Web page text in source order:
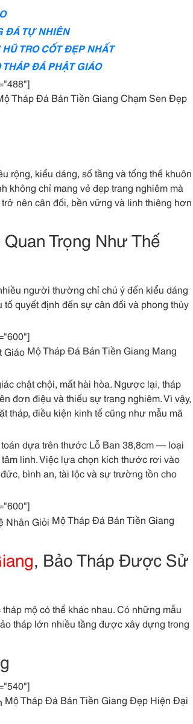
ĐÁ TỰ NHIÊN
TRO CỐT ĐẸP NHẤT
ĐÁ PHẬT GIÁO
Tháp Đá Bán Tiền Giang Chạm Sen Đẹp
rộng, kiểu dáng, số tầng và tổng thể khuôn
không chỉ mang vẻ đẹp trang nghiêm mà
nên cân đối, bền vững và linh thiêng hơn
Trọng Như Thế
người thường chỉ chú ý đến kiểu dáng
quyết định đến sự cân đối và phong thủy
Mộ Tháp Đá Bán Tiền Giang Mang
chật chội, mất hài hòa. Ngược lại, tháp
đơn điệu và thiếu sự trang nghiêm. Vì vậy,
tháp, điều kiện kinh tế cũng như mẫu mã
dựa trên thước Lỗ Ban 38,8cm — loại
linh. Việc lựa chọn kích thước rơi vào
bình an, tài lộc và sự trường tồn cho
Mộ Tháp Đá Bán Tiền Giang
, Bảo Tháp Được Sử
mộ có thể khác nhau. Có những mẫu
tháp lớn nhiều tầng được xây dựng trong
Mộ Tháp Đá Bán Tiền Giang Đẹp Hiện Đại